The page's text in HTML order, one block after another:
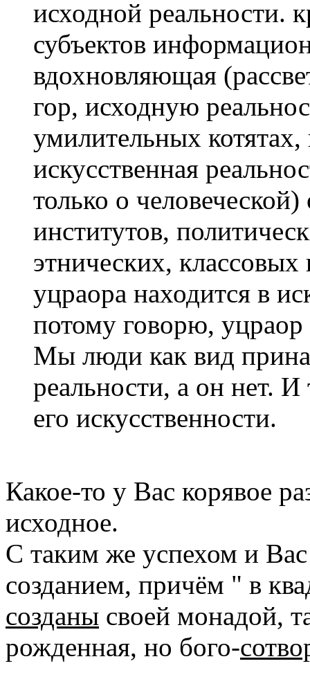
исходной реальности.
субъектов
вдохновляющая
гор, исходную
умилительных
искусственная
только о
институтов,
этнических,
уцраора находится в
потому говорю,
Мы люди как вид
реальности, а он нет.
его искусственности.
Какое-то у Вас корявое
исходное.
С таким же успехом и
созданием, причём " в
созданы своей монадой,
рожденная, но бого-